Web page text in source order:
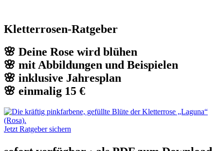
Kletterrosen-Ratgeber
🌸 Deine Rose wird blühen
🌸 mit Abbildungen und Beispielen
🌸 inklusive Jahresplan
🌸 einmalig 15 €
Jetzt Ratgeber sichern